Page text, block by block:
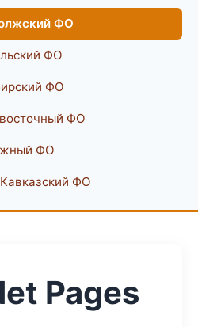
ФО
ФО
ФО
ФО
ФО
ФО
Pages